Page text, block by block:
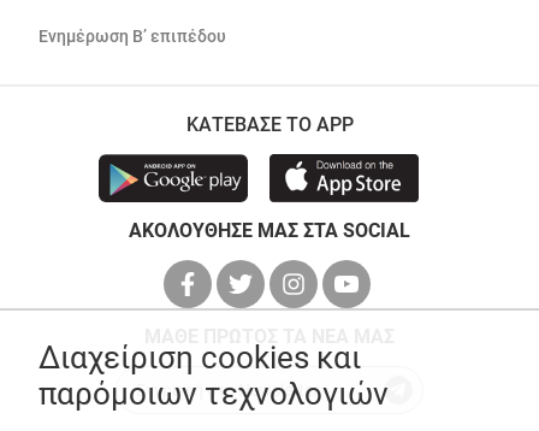
Ενημέρωση Β’ επιπέδου
ΚΑΤΕΒΑΣΕ ΤΟ APP
ΑΚΟΛΟΥΘΗΣΕ ΜΑΣ ΣΤΑ SOCIAL
Διαχείριση cookies και
παρόμοιων τεχνολογιών